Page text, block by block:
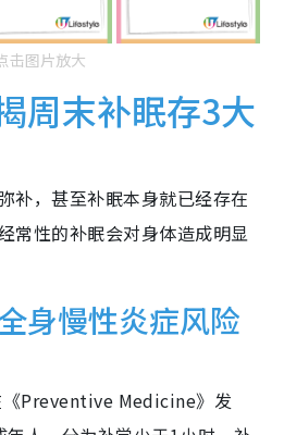
击图片放大
周末补眠存3大
补，甚至补眠本身就已经存在
常性的补眠会对身体造成明显
身慢性炎症风险
Preventive Medicine》发